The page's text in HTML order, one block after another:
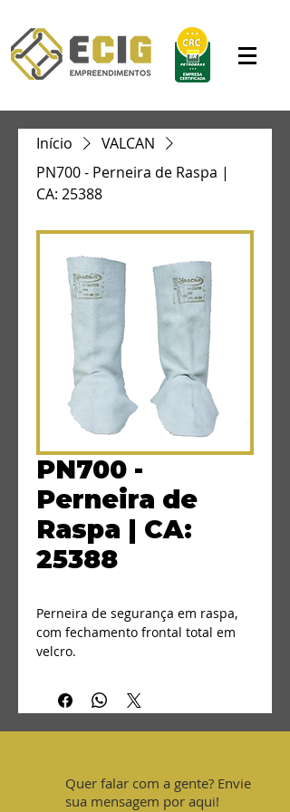
Início
VALCAN
PN700 - Perneira de Raspa |
CA: 25388
PN700 -
Perneira de
Raspa | CA:
25388
Perneira de segurança em raspa,
com fechamento frontal total em
velcro.
membros inferiores contra riscos
mecânicos, respingos de solda
elétrica, projeções metálicas e
Quer falar com a gente? Envie
sua mensagem por aqui!